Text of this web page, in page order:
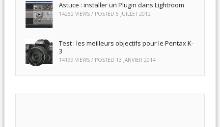
Astuce : installer un Plugin dans Lightroom
14262 VIEWS / POSTED 5 JUILLET 2012
Test : les meilleurs objectifs pour le Pentax K-
3
14199 VIEWS / POSTED 13 JANVIER 2014